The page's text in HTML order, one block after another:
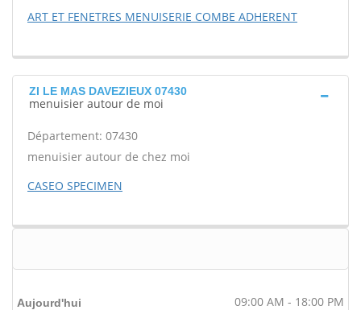
ART ET FENETRES MENUISERIE COMBE ADHERENT
ZI LE MAS DAVEZIEUX 07430
menuisier autour de moi
Département: 07430
menuisier autour de chez moi
CASEO SPECIMEN
Aujourd'hui 09:00 AM - 18:00 PM